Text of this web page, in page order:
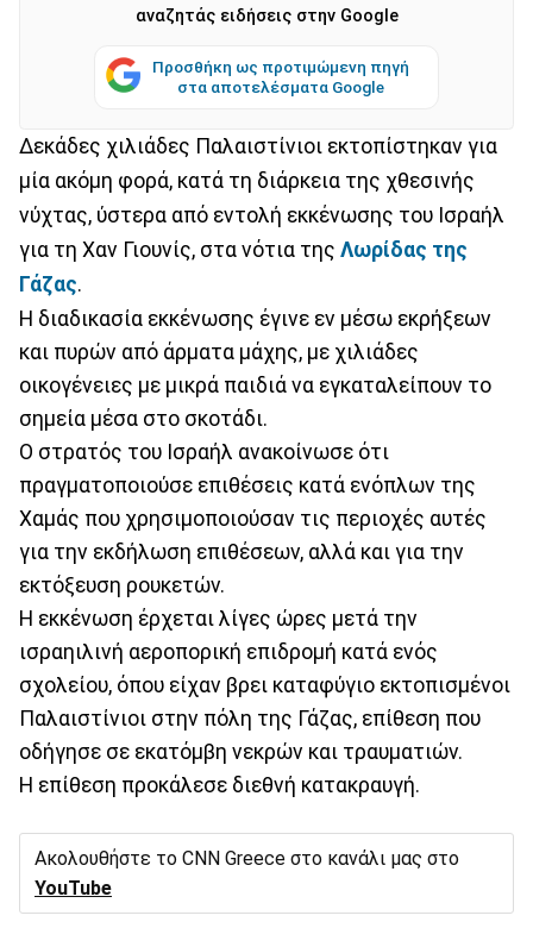
αναζητάς ειδήσεις στην Google
Προσθήκη ως προτιμώμενη πηγή
στα αποτελέσματα Google
Δεκάδες χιλιάδες Παλαιστίνιοι εκτοπίστηκαν για
μία ακόμη φορά, κατά τη διάρκεια της χθεσινής
νύχτας, ύστερα από εντολή εκκένωσης του Ισραήλ
για τη Χαν Γιουνίς, στα νότια της Λωρίδας της
Γάζας.
Η διαδικασία εκκένωσης έγινε εν μέσω εκρήξεων
και πυρών από άρματα μάχης, με χιλιάδες
οικογένειες με μικρά παιδιά να εγκαταλείπουν το
σημεία μέσα στο σκοτάδι.
Ο στρατός του Ισραήλ ανακοίνωσε ότι
πραγματοποιούσε επιθέσεις κατά ενόπλων της
Χαμάς που χρησιμοποιούσαν τις περιοχές αυτές
για την εκδήλωση επιθέσεων, αλλά και για την
εκτόξευση ρουκετών.
Η εκκένωση έρχεται λίγες ώρες μετά την
ισραηιλινή αεροπορική επιδρομή κατά ενός
σχολείου, όπου είχαν βρει καταφύγιο εκτοπισμένοι
Παλαιστίνιοι στην πόλη της Γάζας, επίθεση που
οδήγησε σε εκατόμβη νεκρών και τραυματιών.
Η επίθεση προκάλεσε διεθνή κατακραυγή.
Ακολουθήστε το CNN Greece στο κανάλι μας στο
YouTube